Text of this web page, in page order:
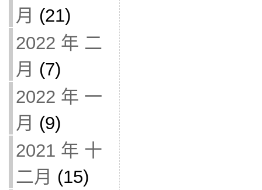
月 (21)
2022 年 二
月 (7)
2022 年 一
月 (9)
2021 年 十
二月 (15)